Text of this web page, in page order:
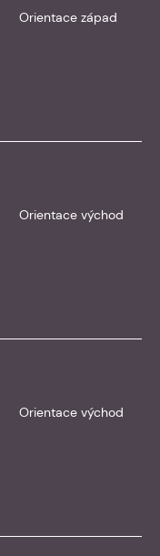
Orientace západ
Orientace východ
Orientace východ